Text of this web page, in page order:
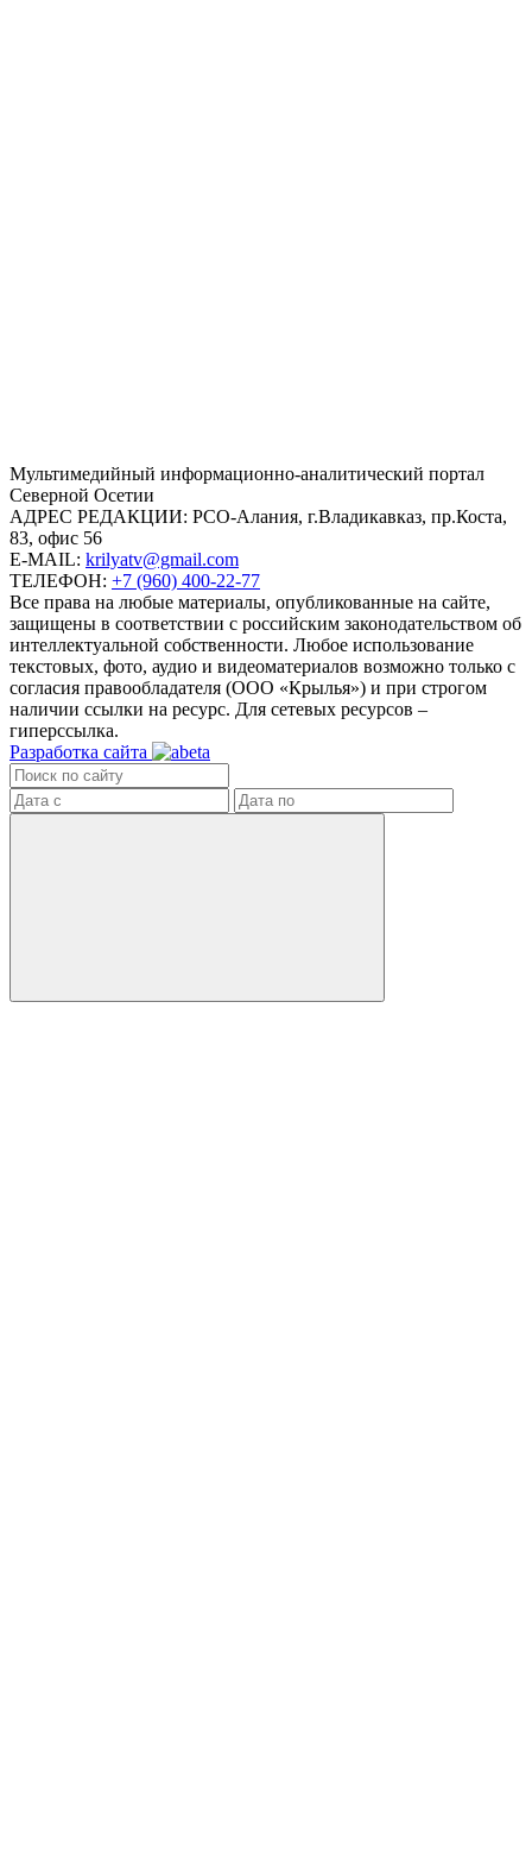
Mультимедийный информационно-аналитический портал
Северной Осетии
АДРЕС РЕДАКЦИИ: РСО-Алания, г.Владикавказ, пр.Коста,
83, офис 56
E-MAIL: krilyatv@gmail.com
ТЕЛЕФОН: +7 (960) 400-22-77
Все права на любые материалы, опубликованные на сайте,
защищены в соответствии с российским законодательством об
интеллектуальной собственности. Любое использование
текстовых, фото, аудио и видеоматериалов возможно только с
согласия правообладателя (ООО «Крылья») и при строгом
наличии ссылки на ресурс. Для сетевых ресурсов –
гиперссылка.
Разработка сайта